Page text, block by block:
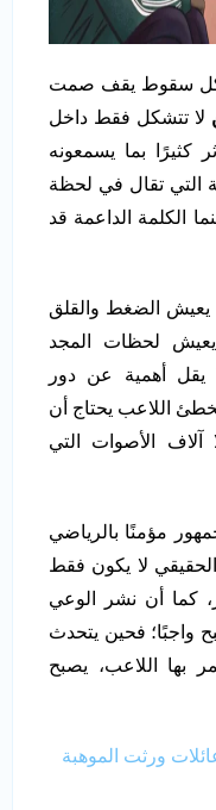
كل سقوط يقف صمت
لا تتشكل فقط داخل
كثيرًا بما يسمعونه
التي تقال في لحظة
الكلمة الداعمة قد
يعيش الضغط والقلق
لحظات المجد
يقل أهمية عن دور
اللاعب يحتاج أن
آلاف الأصوات التي
مؤمنًا بالرياضي
لا يكون فقط
كما أن نشر الوعي
واجبًا؛ فحين يتحدث
بها اللاعب، يصبح
ورثت الموهبة